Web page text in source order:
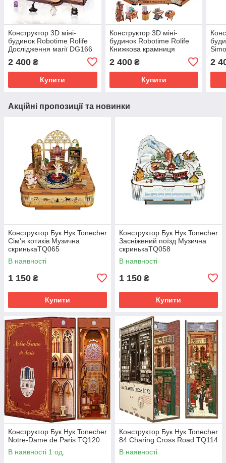
Конструктор 3D міні-
будинок Robotime Rolife
Дослідження магії DG166
2 400 ₴
Купити
Конструктор 3D міні-
будинок Robotime Rolife
Книжкова крамниця
2 400₴
Купити
2
Акційні пропозиції та новинки
Конструктор Бук Нук Tonecher
Сім'я котиків Музична
скринькаTQ065
В наявності
1 150 ₴
Купити
Конструктор Бук Нук Tonecher
Засніжений поїзд Музична
скринькаTQ058
В наявності
1 150 ₴
Купити
Конструктор Бук Нук Tonecher
Notre-Dame de Paris TQ120
В наявності 1 од.
Конструктор Бук Нук Tonecher
84 Charing Cross Road TQ114
В наявності